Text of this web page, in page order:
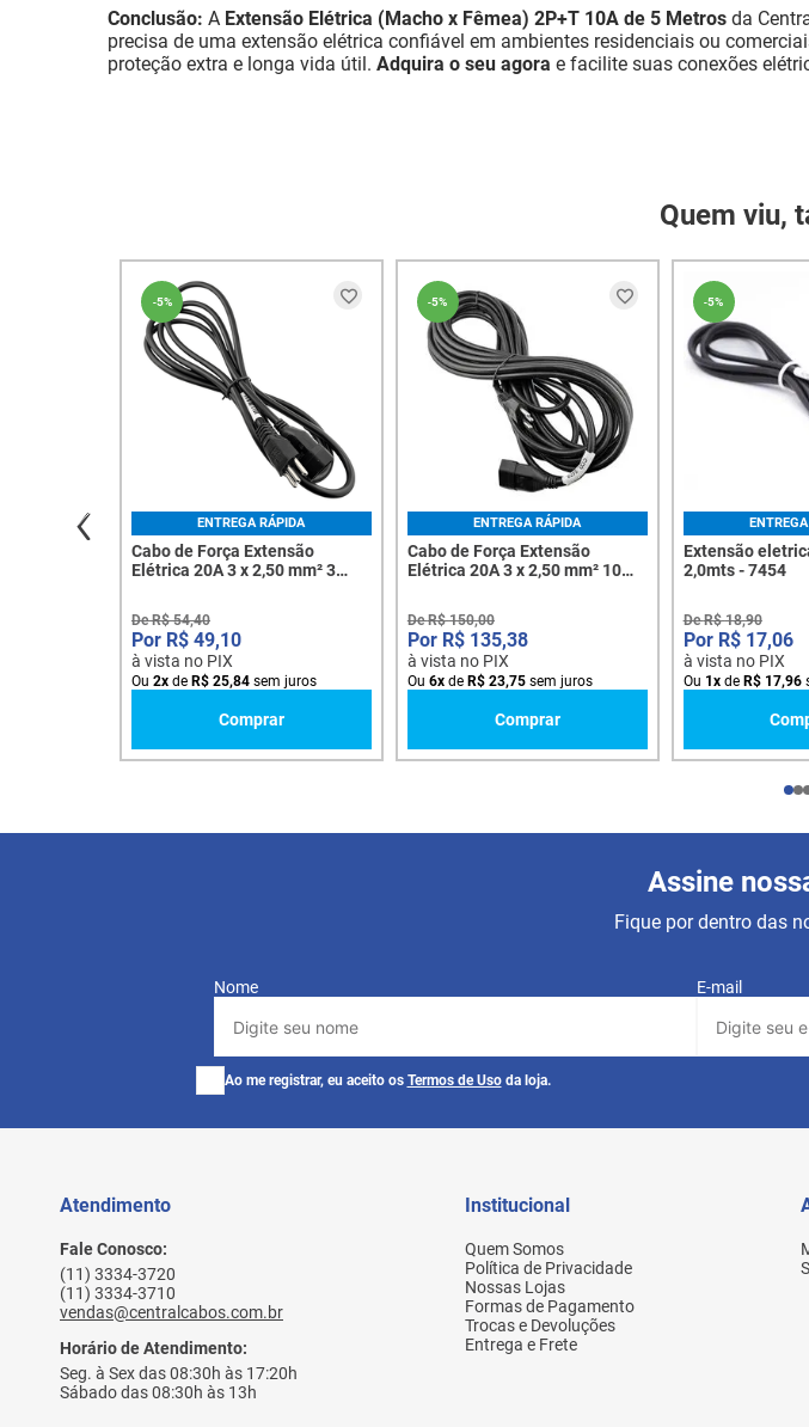
Conclusão: A Extensão Elétrica (Macho x Fêmea) 2P+T 10A de 5 Metros da
precisa de uma extensão elétrica confiável em ambientes residenciais ou
proteção extra e longa vida útil. Adquira o seu agora e facilite suas conexões
Quem viu,
-5%
ENTREGA RÁPIDA
Cabo de Força Extensão
Elétrica 20A 3 x 2,50 mm² 3
M180 - 8477
DeR$ 54,40
R$ 49,10
à vista no PIX
Ou 2x de R$ 25,84 sem juros
Comprar
-5%
ENTREGA RÁPIDA
Cabo de Força Extensão
Elétrica 20A 3 x 2,50 mm² 10m
8479
DeR$ 150,00
R$ 135,38
à vista no PIX
Ou 6xde R$ 23,75sem juros
Comprar
-5%
Extensão
2,0mts - 7454
DeR$ 18,90
R$ 17,06
à vista no PIX
Ou 1xde R$ 17,96
Assine
Fique por dentro das
Nome E-mail
Ao me registrar, eu aceito os Termos de Uso da loja.
Atendimento
Fale Conosco:
(11) 3334-3720
(11) 3334-3710
vendas@centralcabos.com.br
Horário de Atendimento:
Seg. à Sex das 08:30h às 17:20h
Sábado das 08:30h às 13h
Institucional
Quem Somos
Política de Privacidade
Nossas Lojas
Formas de Pagamento
Trocas e Devoluções
Entrega e Frete